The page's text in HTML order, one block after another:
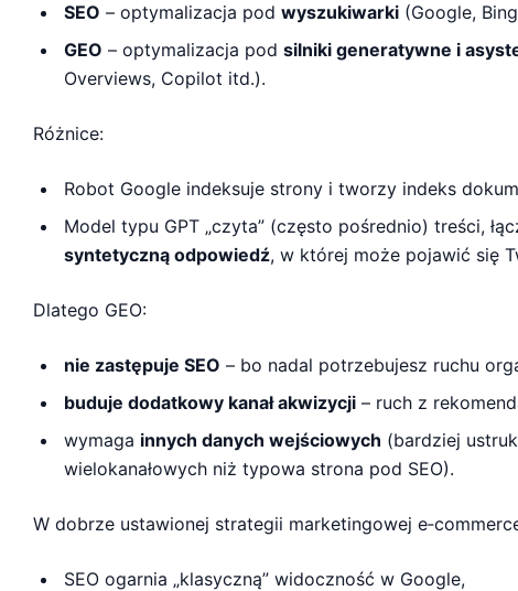
SEO – optymalizacja pod wyszukiwarki (Google,
GEO – optymalizacja pod silniki generatywne i
Overviews, Copilot itd.).
Różnice:
Robot Google indeksuje strony i tworzy indeks
Model typu GPT „czyta” (często pośrednio) treści,
syntetyczną odpowiedź, w której może pojawić się
Dlatego GEO:
nie zastępuje SEO – bo nadal potrzebujesz ruchu
buduje dodatkowy kanał akwizycji – ruch z
wymaga innych danych wejściowych (bardziej
wielokanałowych niż typowa strona pod SEO).
W dobrze ustawionej strategii marketingowej
SEO ogarnia „klasyczną” widoczność w Google,